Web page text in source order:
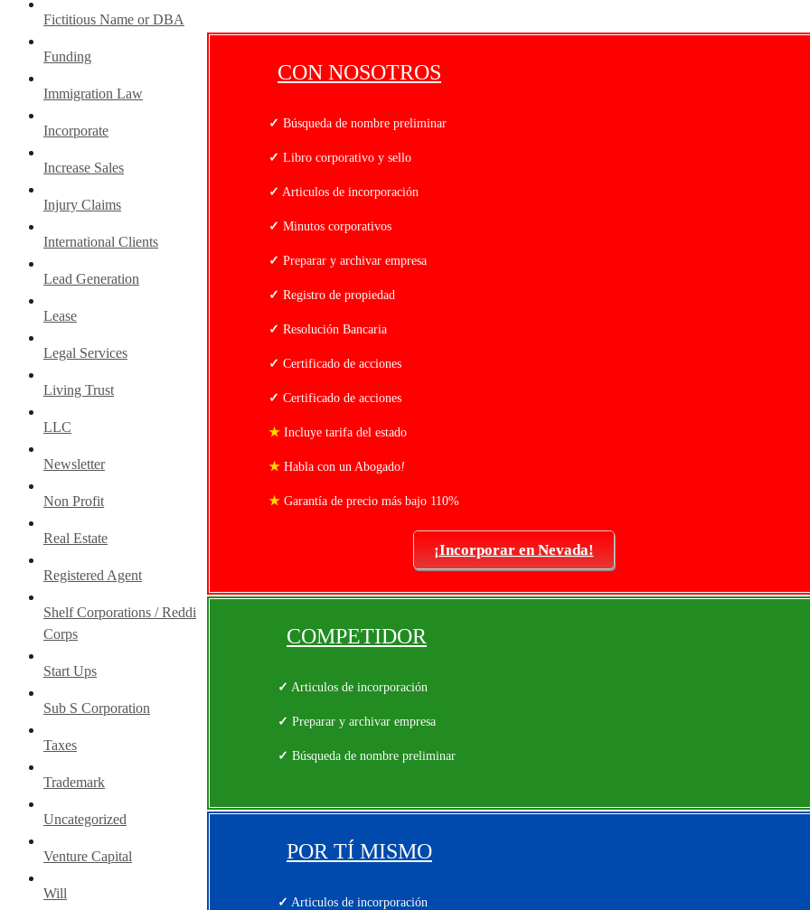
Fictitious Name or DBA
Funding
Immigration Law
Incorporate
Increase Sales
Injury Claims
International Clients
Lead Generation
Lease
Legal Services
Living Trust
LLC
Newsletter
Non Profit
Real Estate
Registered Agent
Shelf Corporations / Reddi
Corps
Start Ups
Sub S Corporation
Taxes
Trademark
Uncategorized
Venture Capital
Will
CON NOSOTROS
✓ Búsqueda de nombre preliminar
✓ Libro corporativo y sello
✓ Articulos de incorporación
✓ Minutos corporativos
✓ Preparar y archivar empresa
✓ Registro de propiedad
✓ Resolución Bancaria
✓ Certificado de acciones
✓ Certificado de acciones
★ Incluye tarifa del estado
★ Habla con un Abogado!
★ Garantía de precio más bajo 110%
¡Incorporar en Nevada!
COMPETIDOR
✓ Articulos de incorporación
✓ Preparar y archivar empresa
✓ Búsqueda de nombre preliminar
POR TÍ MISMO
✓ Articulos de incorporación